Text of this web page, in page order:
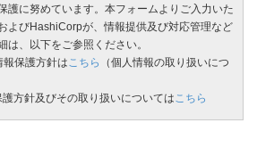
護に努めています。本フォームよりご入力いた
よびHashiCorpが、情報提供及び対応管理など
は、以下をご参照ください。
保護方針はこちら
（個人情報の取り扱いにつ
方針及びその取り扱いについてはこちら